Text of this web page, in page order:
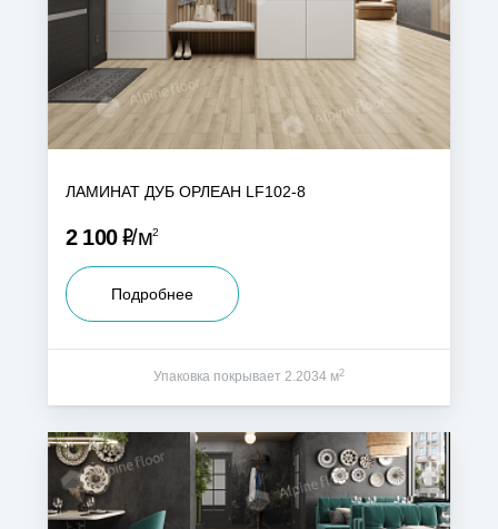
ЛАМИНАТ ДУБ ОРЛЕАН LF102-8
2 100Р м2
Подробнее
Упаковка покрывает 2.2034 м2